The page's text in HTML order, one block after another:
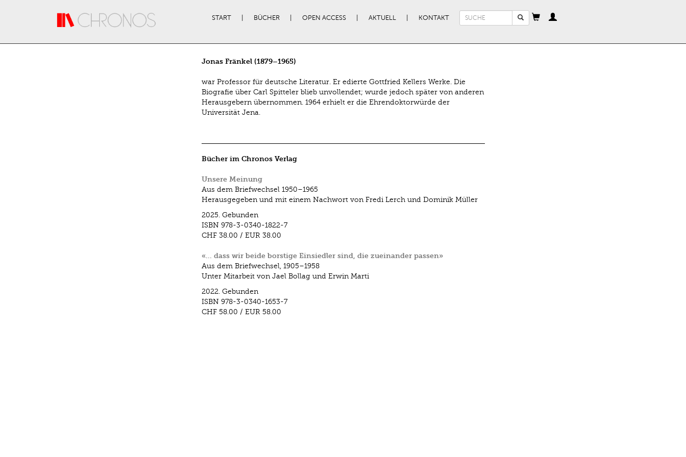
START BÜCHER OPEN ACCESS AKTUELL KONTAKT
Suchformular
Jonas Fränkel (1879–1965)
war Professor für deutsche Literatur. Er edierte Gottfried Kellers Werke. Die
Biografie über Carl Spitteler blieb unvollendet; wurde jedoch später von anderen
Herausgebern übernommen. 1964 erhielt er die Ehrendoktorwürde der
Universität Jena.
Bücher im Chronos Verlag
Unsere Meinung
Aus dem Briefwechsel 1950–1965
Herausgegeben und mit einem Nachwort von Fredi Lerch und Dominik Müller
2025. Gebunden
ISBN 978-3-0340-1822-7
CHF 38.00 / EUR 38.00
«… dass wir beide borstige Einsiedler sind, die zueinander passen»
Aus dem Briefwechsel, 1905–1958
Unter Mitarbeit von Jael Bollag und Erwin Marti
2022. Gebunden
ISBN 978-3-0340-1653-7
CHF 58.00 / EUR 58.00